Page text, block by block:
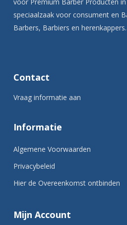
speciaalzaak voor consument en
Barbers, Barbiers en herenkappers.
Contact
Vraag informatie aan
Informatie
Algemene Voorwaarden
Privacybeleid
Hier de Overeenkomst ontbinden
Mijn Account